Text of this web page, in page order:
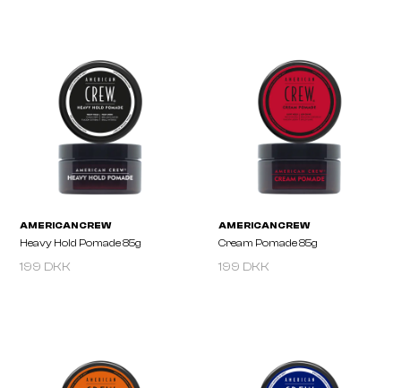
AMERICAN CREW
Pomade 85g
AMERICAN CREW
Grooming Cream 85g
199 DKK 199 DKK